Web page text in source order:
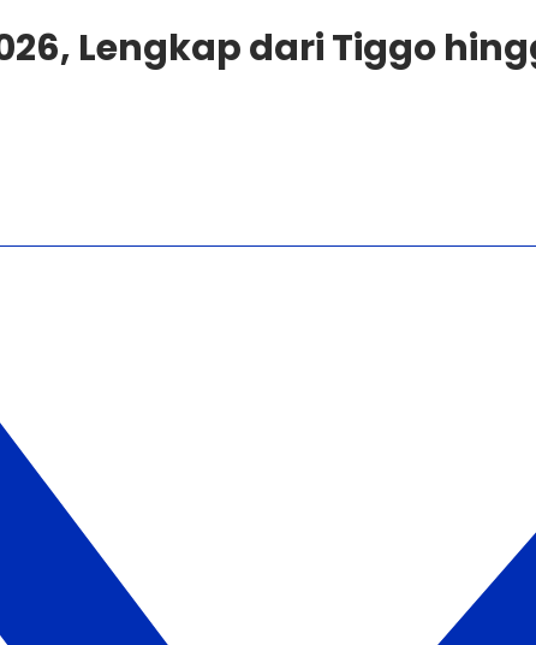
Lengkap dari Tiggo